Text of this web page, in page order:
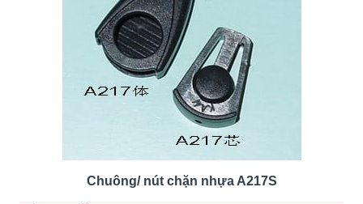
Chuông/ nút chặn nhựa A217S